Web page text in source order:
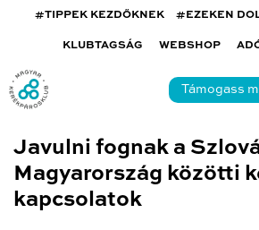
#TIPPEK KEZDŐKNEK #EZEKEN
KLUBTAGSÁG WEBSHOP
Támogass
Javulni fognak a
Magyarország közötti
kapcsolatok